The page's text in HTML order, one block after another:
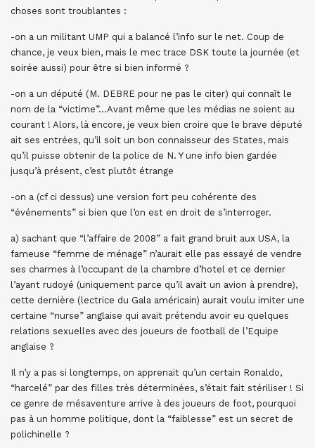
choses sont troublantes :
-on a un militant UMP qui a balancé l’info sur le net. Coup de
chance, je veux bien, mais le mec trace DSK toute la journée (et
soirée aussi) pour être si bien informé ?
-on a un député (M. DEBRE pour ne pas le citer) qui connaît le
nom de la “victime”…Avant même que les médias ne soient au
courant ! Alors, là encore, je veux bien croire que le brave député
ait ses entrées, qu’il soit un bon connaisseur des States, mais
qu’il puisse obtenir de la police de N. Y une info bien gardée
jusqu’à présent, c’est plutôt étrange
-on a (cf ci dessus) une version fort peu cohérente des
“événements” si bien que l’on est en droit de s’interroger.
a) sachant que “l’affaire de 2008” a fait grand bruit aux USA, la
fameuse “femme de ménage” n’aurait elle pas essayé de vendre
ses charmes à l’occupant de la chambre d’hotel et ce dernier
l’ayant rudoyé (uniquement parce qu’il avait un avion à prendre),
cette dernière (lectrice du Gala américain) aurait voulu imiter une
certaine “nurse” anglaise qui avait prétendu avoir eu quelques
relations sexuelles avec des joueurs de football de l’Equipe
anglaise ?
Il n’y a pas si longtemps, on apprenait qu’un certain Ronaldo,
“harcelé” par des filles très déterminées, s’était fait stériliser ! Si
ce genre de mésaventure arrive à des joueurs de foot, pourquoi
pas à un homme politique, dont la “faiblesse” est un secret de
polichinelle ?